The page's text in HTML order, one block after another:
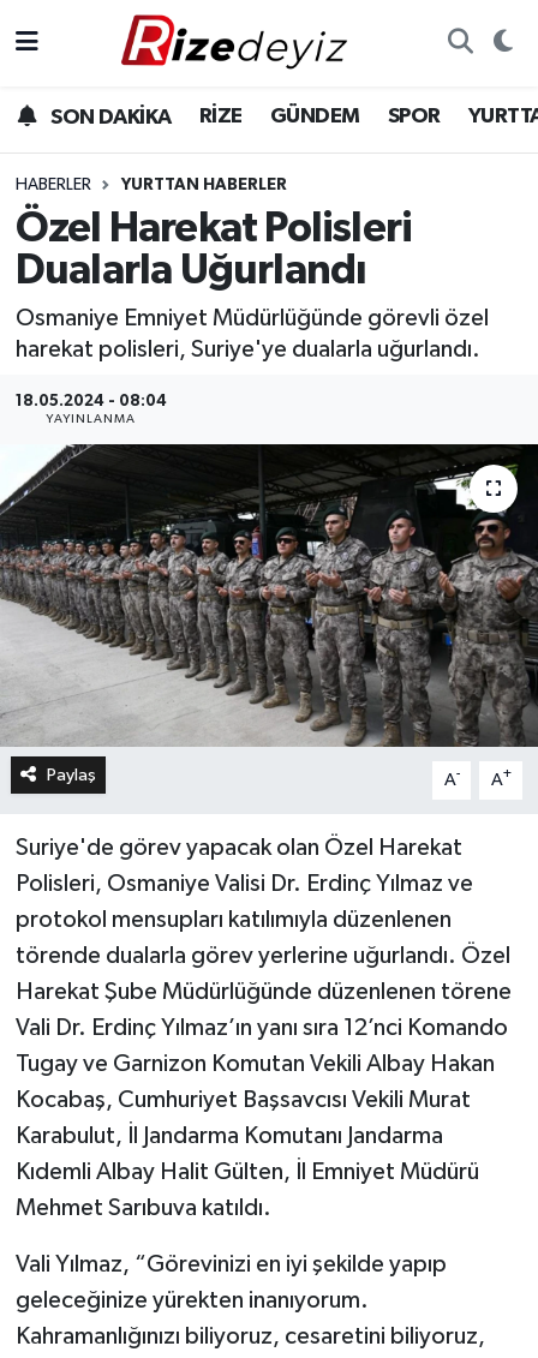
SON DAKİKA RİZE GÜNDEM SPOR
HABERLER YURTTAN HABERLER
Özel Harekat Polisleri
Dualarla Uğurlandı
Osmaniye Emniyet Müdürlüğünde görevli özel
harekat polisleri, Suriye'ye dualarla uğurlandı.
18.05.2024 - 08:04
YAYINLANMA
Paylaş A- A+
Suriye'de görev yapacak olan Özel Harekat
Polisleri, Osmaniye Valisi Dr. Erdinç Yılmaz ve
protokol mensupları katılımıyla düzenlenen
törende dualarla görev yerlerine uğurlandı. Özel
Harekat Şube Müdürlüğünde düzenlenen törene
Vali Dr. Erdinç Yılmaz’ın yanı sıra 12’nci Komando
Tugay ve Garnizon Komutan Vekili Albay Hakan
Kocabaş, Cumhuriyet Başsavcısı Vekili Murat
Karabulut, İl Jandarma Komutanı Jandarma
Kıdemli Albay Halit Gülten, İl Emniyet Müdürü
Mehmet Sarıbuva katıldı.
Vali Yılmaz, “Görevinizi en iyi şekilde yapıp
geleceğinize yürekten inanıyorum.
Kahramanlığınızı biliyoruz, cesaretini biliyoruz,
Gündem
Yurttan Haberler
Ekonomi
Teknoloji
Sağlık
Rize Hava Durumu
Rize Trafik Yoğunluk Haritası
Süper Lig Puan Durumu ve Fikstür
Tüm Manşetler
Son Dakika Haberleri
Haber Arşivi